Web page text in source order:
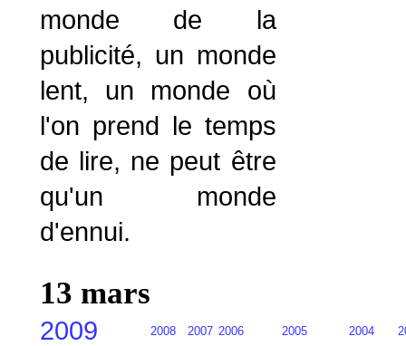
monde de la
publicité, un monde
lent, un monde où
l'on prend le temps
de lire, ne peut être
qu'un monde
d'ennui.
13 mars
2009 2008 2007 2006 2005 2004